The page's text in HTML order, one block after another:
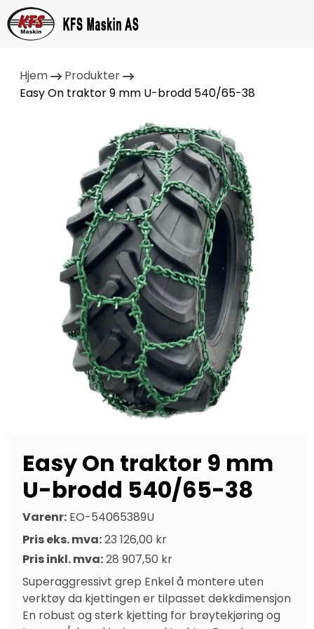
Hjem
Produkter
Easy On traktor 9 mm U-brodd 540/65-38
Easy On traktor 9 mm
U-brodd 540/65-38
Varenr: EO-54065389U
Pris eks. mva:23 126,00 kr
Pris inkl. mva:28 907,50 kr
Superaggressivt grep Enkel å montere uten
verktøy da kjettingen er tilpasset dekkdimensjon
En robust og sterk kjetting for brøytekjøring og